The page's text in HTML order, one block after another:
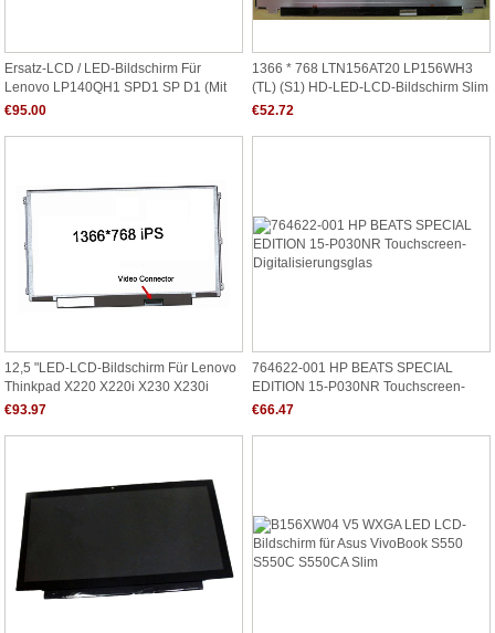
Ersatz-LCD / LED-Bildschirm Für
Lenovo LP140QH1 SPD1 SP D1 (mit
Halterung)
€95.00
1366 * 768 LTN156AT20 LP156WH3
(TL) (S1) HD-LED-LCD-Bildschirm Slim
40 Pins
€52.72
12,5 "LED-LCD-Bildschirm Für Lenovo
Thinkpad X220 X220i X230 X230i
U260 Display IPS
€93.97
764622-001 HP BEATS SPECIAL
EDITION 15-P030NR Touchscreen-
Digitalisierungsglas
€66.47